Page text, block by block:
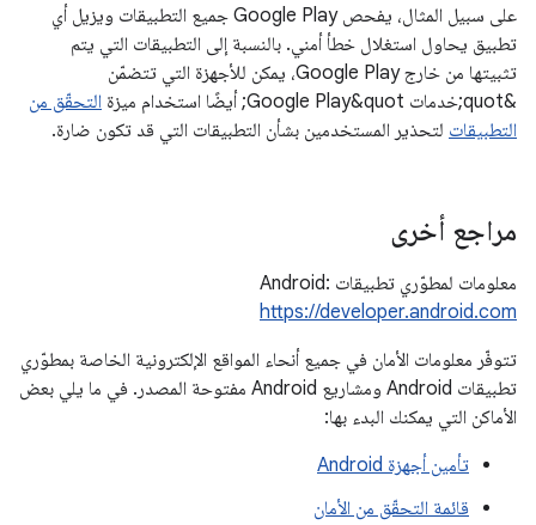
على سبيل المثال، يفحص Google Play جميع التطبيقات ويزيل أي
تطبيق يحاول استغلال خطأ أمني. بالنسبة إلى التطبيقات التي يتم
تثبيتها من خارج Google Play، يمكن للأجهزة التي تتضمّن
&quot;خدمات Google Play&quot; أيضًا استخدام ميزة
التحقّق من
التطبيقات لتحذير المستخدمين بشأن التطبيقات التي قد تكون ضارة.
مراجع أخرى
معلومات لمطوّري تطبيقات Android:
https://developer.android.com
تتوفّر معلومات الأمان في جميع أنحاء المواقع الإلكترونية الخاصة بمطوّري
تطبيقات Android ومشاريع Android مفتوحة المصدر. في ما يلي بعض
الأماكن التي يمكنك البدء بها:
تأمين أجهزة Android
قائمة التحقّق من الأمان